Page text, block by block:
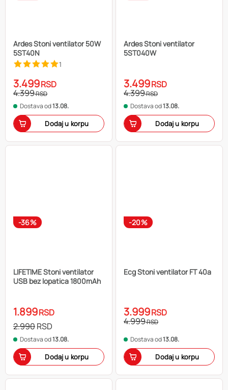
Ardes Stoni ventilator 50W
5ST40N
1
3.499RSD
4.399RSD
Dostava od13.08.
Dodaj u korpu
Ardes Stoni ventilator
5ST040W
3.499RSD
4.399RSD
Dostava od13.08.
Dodaj u korpu
-36%
LIFETIME Stoni ventilator
USB bez lopatica 1800mAh
1.899RSD
2.990RSD
Dostava od13.08.
Dodaj u korpu
-20%
Ecg Stoni ventilator FT 40a
3.999RSD
4.999RSD
Dostava od13.08.
Dodaj u korpu